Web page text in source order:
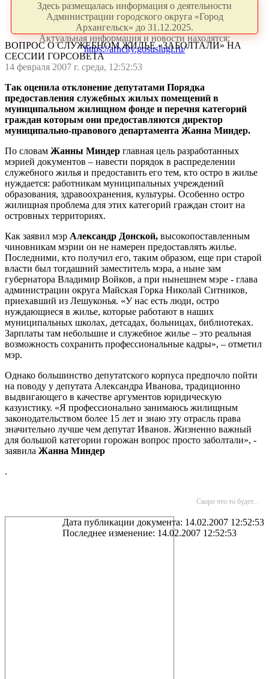
Здесь размещалась информация о деятельности
Администрации городского округа «Город
Архангельск» до 31.12.2025.
Актуальная информация и новости находятся:
https://arhcity.gosuslugi.ru/
ВОПРОС О СЛУЖЕБНОМ ЖИЛЬЕ «ЗАБОЛТАЛИ» НА
СЕССИИ ГОРСОВЕТА
14 февраля 2007 г. среда, 12:52:53
Так оценила отклонение депутатами Порядка
предоставления служебных жилых помещений в
муниципальном жилищном фонде и перечня категорий
граждан которым они предоставляются директор
муниципально-правового департамента Жанна Миндер.
По словам Жанны Миндер главная цель разработанных
мэрией документов – навести порядок в распределении
служебного жилья и предоставить его тем, кто остро в жилье
нуждается: работникам муниципальных учреждений
образования, здравоохранения, культуры. Особенно остро
жилищная проблема для этих категорий граждан стоит на
островных территориях.
Как заявил мэр Александр Донской, высокопоставленным
чиновникам мэрии он не намерен предоставлять жилье.
Последними, кто получил его, таким образом, еще при старой
власти был тогдашний заместитель мэра, а ныне зам
губернатора Владимир Войков, а при нынешнем мэре - глава
администрации округа Майская Горка Николай Ситников,
приехавший из Лешуконья. «У нас есть люди, остро
нуждающиеся в жилье, которые работают в наших
муниципальных школах, детсадах, больницах, библиотеках.
Зарплаты там небольшие и служебное жилье – это реальная
возможность сохранить профессиональные кадры», – отметил
мэр.
Однако большинство депутатского корпуса предпочло пойти
на поводу у депутата Александра Иванова, традиционно
выдвигающего в качестве аргументов юридическую
казуистику. «Я профессионально занимаюсь жилищным
законодательством более 15 лет и знаю эту отрасль права
значительно лучше чем депутат Иванов. Жизненно важный
для большой категории горожан вопрос просто заболтали», -
заявила Жанна Миндер
.
Скоро что то будет...
Дата публикации документа: 14.02.2007 12:52:53
Последнее изменение: 14.02.2007 12:52:53